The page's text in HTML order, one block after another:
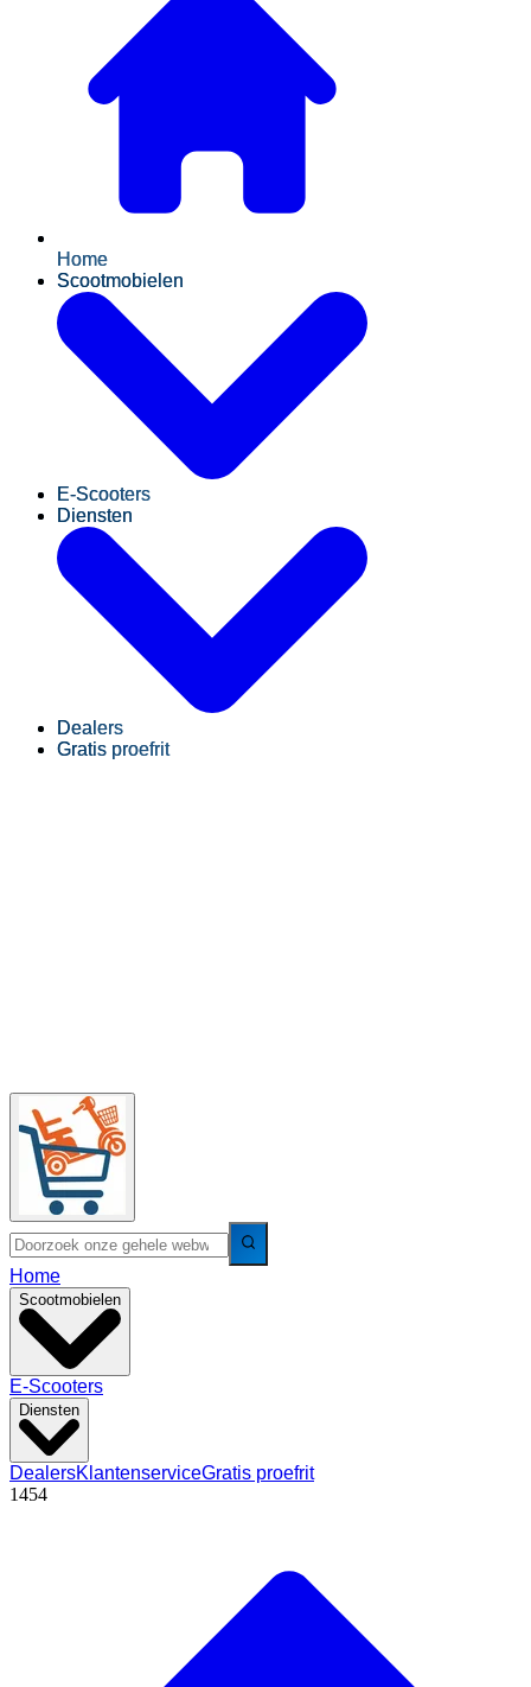
Home
Scootmobielen
E-Scooters
Diensten
Dealers
Gratis proefrit
Home
Scootmobielen
E-Scooters
Diensten
DealersKlantenserviceGratis proefrit
1454